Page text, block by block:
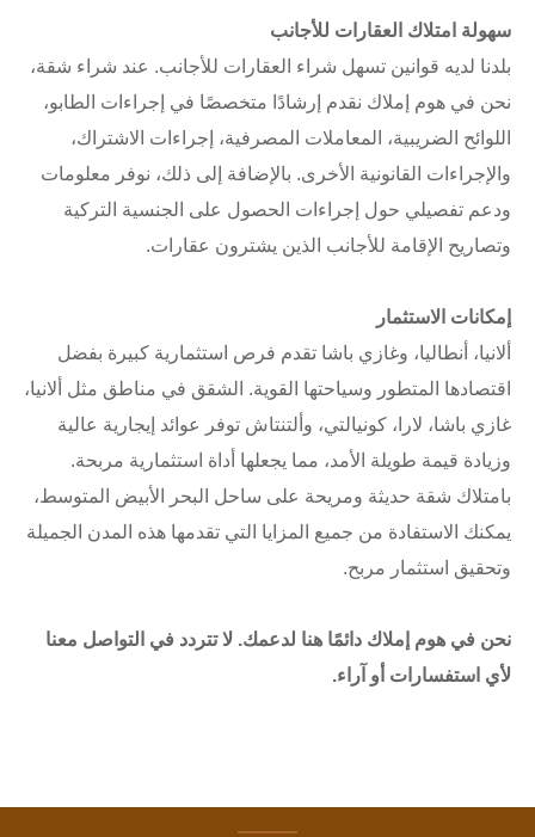
سهولة امتلاك العقارات للأجانب
بلدنا لديه قوانين تسهل شراء العقارات للأجانب. عند شراء شقة،
نحن في هوم إملاك نقدم إرشادًا متخصصًا في إجراءات الطابو،
اللوائح الضريبية، المعاملات المصرفية، إجراءات الاشتراك،
والإجراءات القانونية الأخرى. بالإضافة إلى ذلك، نوفر معلومات
ودعم تفصيلي حول إجراءات الحصول على الجنسية التركية
وتصاريح الإقامة للأجانب الذين يشترون عقارات.
إمكانات الاستثمار
ألانيا، أنطاليا، وغازي باشا تقدم فرص استثمارية كبيرة بفضل
اقتصادها المتطور وسياحتها القوية. الشقق في مناطق مثل ألانيا،
غازي باشا، لارا، كونيالتي، وألتنتاش توفر عوائد إيجارية عالية
وزيادة قيمة طويلة الأمد، مما يجعلها أداة استثمارية مربحة.
بامتلاك شقة حديثة ومريحة على ساحل البحر الأبيض المتوسط،
يمكنك الاستفادة من جميع المزايا التي تقدمها هذه المدن الجميلة
وتحقيق استثمار مربح.
نحن في هوم إملاك دائمًا هنا لدعمك. لا تتردد في التواصل معنا
لأي استفسارات أو آراء.